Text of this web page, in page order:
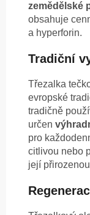
zemědělské
obsahuje
a hyperforin.
Tradiční
Třezalka
evropské
tradičně
určen
pro
citlivou nebo
její